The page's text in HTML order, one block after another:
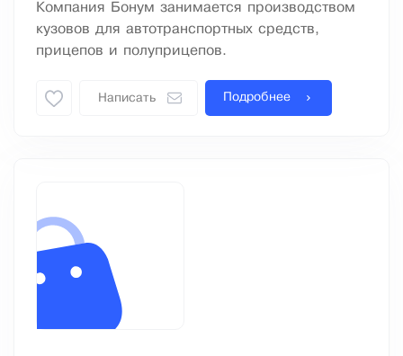
Компания Бонум занимается производством
кузовов для автотранспортных средств,
прицепов и полуприцепов.
Написать Подробнее